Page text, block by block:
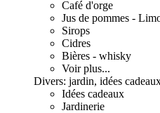
Café d'orge
Jus de pommes -
Sirops
Cidres
Bières - whisky
Voir plus...
Divers: jardin, idées
Idées cadeaux
Jardinerie